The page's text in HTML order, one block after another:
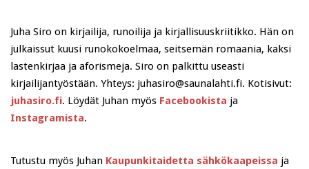
Juha Siro on kirjailija, runoilija ja kirjallisuuskriitikko. Hän on
julkaissut kuusi runokokoelmaa, seitsemän romaania, kaksi
lastenkirjaa ja aforismeja. Siro on palkittu useasti
kirjailijantyöstään. Yhteys: juhasiro@saunalahti.fi. Kotisivut:
juhasiro.fi. Löydät Juhan myös Facebookista ja
Instagramista.
Tutustu myös Juhan Kaupunkitaidetta sähkökaapeissa ja